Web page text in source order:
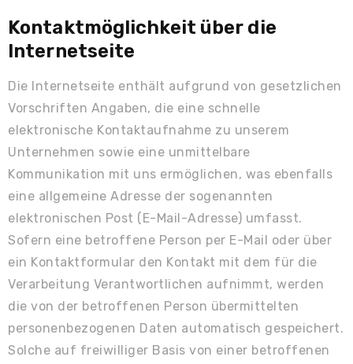
Kontaktmöglichkeit über die
Internetseite
Die Internetseite enthält aufgrund von gesetzlichen
Vorschriften Angaben, die eine schnelle
elektronische Kontaktaufnahme zu unserem
Unternehmen sowie eine unmittelbare
Kommunikation mit uns ermöglichen, was ebenfalls
eine allgemeine Adresse der sogenannten
elektronischen Post (E-Mail-Adresse) umfasst.
Sofern eine betroffene Person per E-Mail oder über
ein Kontaktformular den Kontakt mit dem für die
Verarbeitung Verantwortlichen aufnimmt, werden
die von der betroffenen Person übermittelten
personenbezogenen Daten automatisch gespeichert.
Solche auf freiwilliger Basis von einer betroffenen